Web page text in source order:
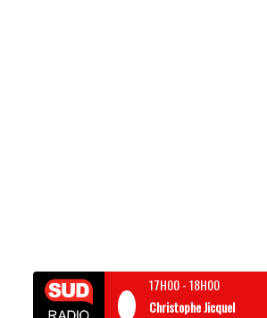
17H00-18H00
Christophe Jicquel